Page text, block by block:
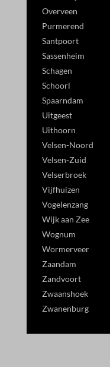
Overveen
Purmerend
Santpoort
Sassenheim
Schagen
Schoorl
Spaarndam
Uitgeest
Uithoorn
Velsen-Noord
Velsen-Zuid
Velserbroek
Vijfhuizen
Vogelenzang
Wijk aan Zee
Wognum
Wormerveer
Zaandam
Zandvoort
Zwaanshoek
Zwanenburg